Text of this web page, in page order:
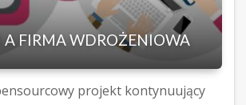
A FIRMA WDROŻENIOWA
projekt kontynuujący